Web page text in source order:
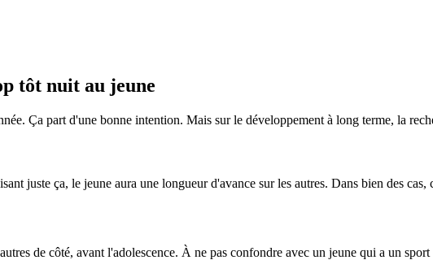
tôt nuit au jeune
Ça part d'une bonne intention. Mais sur le développement à long terme, la
juste ça, le jeune aura une longueur d'avance sur les autres. Dans bien des
de côté, avant l'adolescence. À ne pas confondre avec un jeune qui a un